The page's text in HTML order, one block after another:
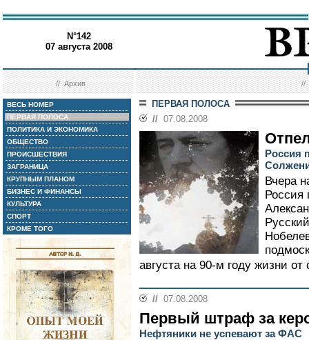
N°142
07 августа 2008
//Архив //
ВЕСЬ НОМЕР
ПЕРВАЯ ПОЛОСА
ПОЛИТИКА И ЭКОНОМИКА
ОБЩЕСТВО
ПРОИСШЕСТВИЯ
ЗАГРАНИЦА
КРУПНЫМ ПЛАНОМ
БИЗНЕС И ФИНАНСЫ
КУЛЬТУРА
СПОРТ
КРОМЕ ТОГО
ПЕРВАЯ ПОЛОСА
// 07.08.2008
Россия
Вчера
Россия
августа на 90-м году жизни от
// 07.08.2008
Первый штраф за
Нефтяники не успевают за ФАС